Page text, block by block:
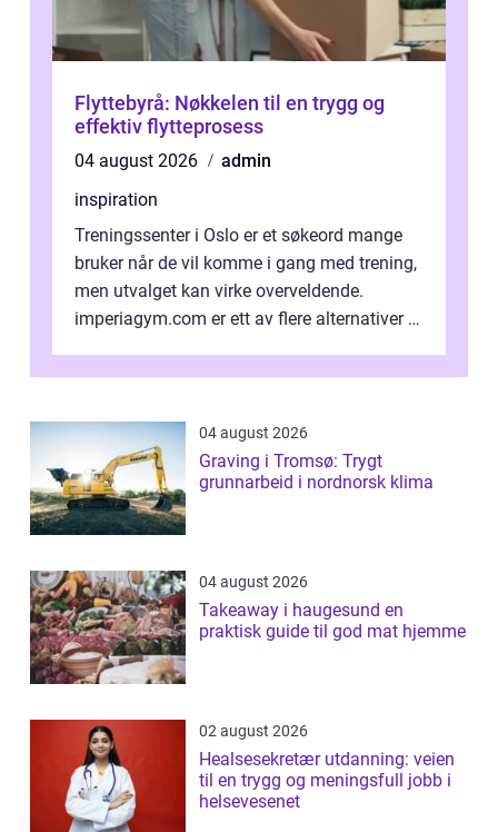
Flyttebyrå: Nøkkelen til en trygg og
effektiv flytteprosess
04 august 2026
admin
inspiration
Treningssenter i Oslo er et søkeord mange
bruker når de vil komme i gang med trening,
men utvalget kan virke overveldende.
imperiagym.com er ett av flere alternativer i
04 august 2026
Graving i Tromsø: Trygt
grunnarbeid i nordnorsk klima
04 august 2026
Takeaway i haugesund en
praktisk guide til god mat hjemme
02 august 2026
Healsesekretær utdanning: veien
til en trygg og meningsfull jobb i
helsevesenet